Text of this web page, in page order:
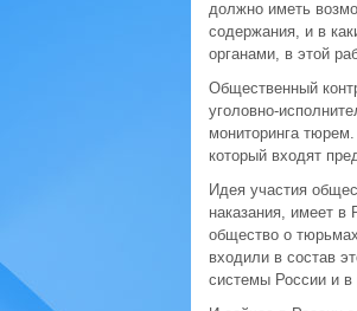
должно иметь
содержания, и в
органами, в этой
Общественный
уголовно-
мониторинга
который входят
Идея участия
наказания, имеет
общество о
входили в состав
системы России и в